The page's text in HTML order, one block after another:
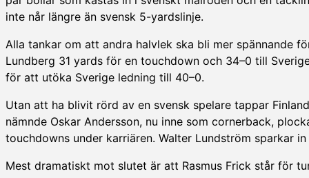
inte når längre än svensk 5-yardslinje.
Alla tankar om att andra halvlek ska bli mer spännande
Lundberg 31 yards för en touchdown och 34–0 till
för att utöka Sverige ledning till 40–0.
Utan att ha blivit rörd av en svensk spelare tappar
nämnde Oskar Andersson, nu inne som cornerback,
touchdowns under karriären. Walter Lundström sparkar
Mest dramatiskt mot slutet är att Rasmus Frick står för